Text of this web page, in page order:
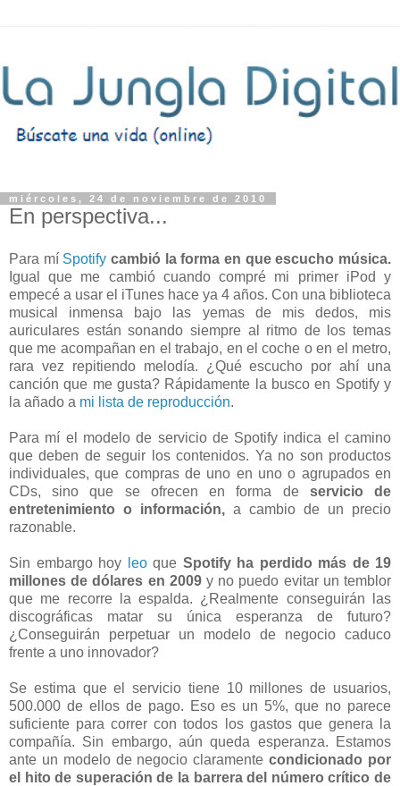
miércoles, 24 de noviembre de 2010
En perspectiva...
Para mí Spotify cambió la forma en que escucho música.
Igual que me cambió cuando compré mi primer iPod y
empecé a usar el iTunes hace ya 4 años. Con una biblioteca
musical inmensa bajo las yemas de mis dedos, mis
auriculares están sonando siempre al ritmo de los temas
que me acompañan en el trabajo, en el coche o en el metro,
rara vez repitiendo melodía. ¿Qué escucho por ahí una
canción que me gusta? Rápidamente la busco en Spotify y
la añado a mi lista de reproducción.
Para mí el modelo de servicio de Spotify indica el camino
que deben de seguir los contenidos. Ya no son productos
individuales, que compras de uno en uno o agrupados en
CDs, sino que se ofrecen en forma deservicio de
entretenimiento o información, a cambio de un precio
razonable.
Sin embargo hoy leoque Spotify ha perdido más de 19
millones de dólares en 2009 y no puedo evitar un temblor
que me recorre la espalda. ¿Realmente conseguirán las
discográficas matar su única esperanza de futuro?
¿Conseguirán perpetuar un modelo de negocio caduco
frente a uno innovador?
Se estima que el servicio tiene 10 millones de usuarios,
500.000 de ellos de pago. Eso es un 5%, que no parece
suficiente para correr con todos los gastos que genera la
compañía. Sin embargo, aún queda esperanza. Estamos
ante un modelo de negocio claramentecondicionado por
el hito de superación de la barrera del número crítico de